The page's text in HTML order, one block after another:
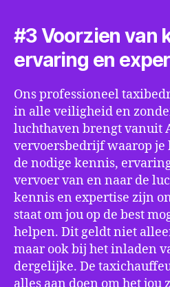
#3 Voorzien van
ervaring en
Ons professioneel
in alle veiligheid en
luchthaven brengt vanuit
vervoersbedrijf waarop
de nodige kennis,
vervoer van en naar de
kennis en expertise zijn
staat om jou op de best
helpen. Dit geldt niet
maar ook bij het inladen
dergelijke. De
alles aan doen om het jou